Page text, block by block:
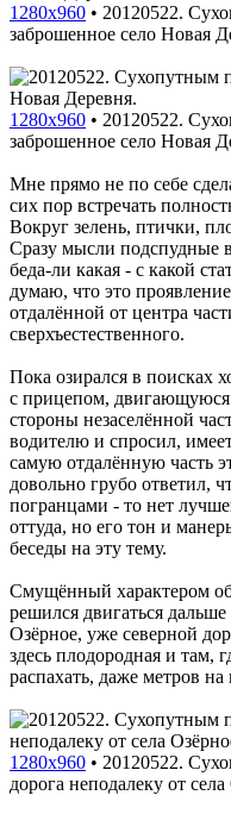
1280x960 • 20120522.
заброшенное село Новая
1280x960 • 20120522.
заброшенное село Новая
Мне прямо не по себе
сих пор встречать
Вокруг зелень, птички,
Сразу мысли подспудные
беда-ли какая - с какой
думаю, что это
отдалённой от центра
сверхъестественного.
Пока озирался в поисках
с прицепом, двигающуюся
стороны незаселённой
водителю и спросил,
самую отдалённую часть
довольно грубо ответил,
погранцами - то нет
оттуда, но его тон и
беседы на эту тему.
Смущённый характером
решился двигаться
Озёрное, уже северной
здесь плодородная и там,
распахать, даже метров
1280x960 • 20120522.
дорога неподалеку от